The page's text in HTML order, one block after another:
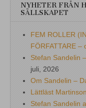
NYHETER FRÅN
SÄLLSKAPET
FEM ROLLER
FÖRFATTARE –
Stefan Sandelin
juli, 2026
Om Sandelin –
Lättläst
Stefan Sandelin